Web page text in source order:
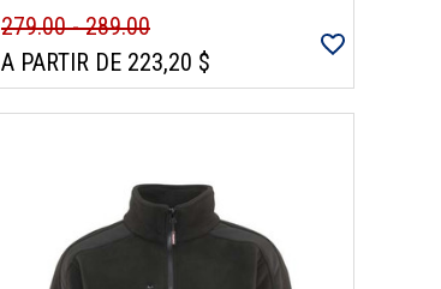
279.00 - 289.00
A PARTIR DE 223,20 $